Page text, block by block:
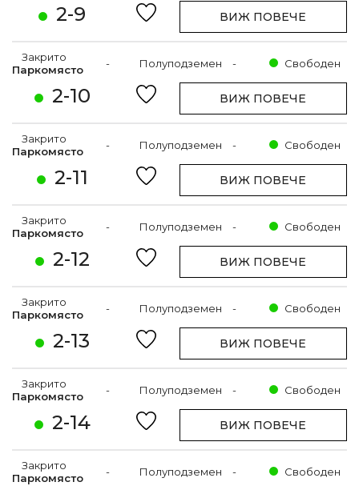
2-9 ВИЖ ПОВЕЧЕ
2-10
Закрито
Паркомясто
- Полуподземен - Свободен
ВИЖ ПОВЕЧЕ
2-11
Закрито
Паркомясто
- Полуподземен - Свободен
ВИЖ ПОВЕЧЕ
2-12
Закрито
Паркомясто
- Полуподземен - Свободен
ВИЖ ПОВЕЧЕ
2-13
Закрито
Паркомясто
- Полуподземен - Свободен
ВИЖ ПОВЕЧЕ
2-14
Закрито
Паркомясто
- Полуподземен - Свободен
ВИЖ ПОВЕЧЕ
Закрито
Паркомясто
- Полуподземен - Свободен